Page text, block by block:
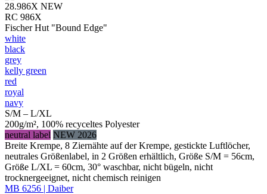
28.986X NEW
RC 986X
Fischer Hut "Bound Edge"
white
black
grey
kelly green
red
royal
navy
S/M – L/XL
200g/m², 100% recyceltes Polyester
neutral label NEW 2026
Breite Krempe, 8 Ziernähte auf der Krempe, gestickte Luftlöcher,
neutrales Größenlabel, in 2 Größen erhältlich, Größe S/M = 56cm,
Größe L/XL = 60cm, 30° waschbar, nicht bügeln, nicht
trocknergeeignet, nicht chemisch reinigen
MB 6256 | Daiber